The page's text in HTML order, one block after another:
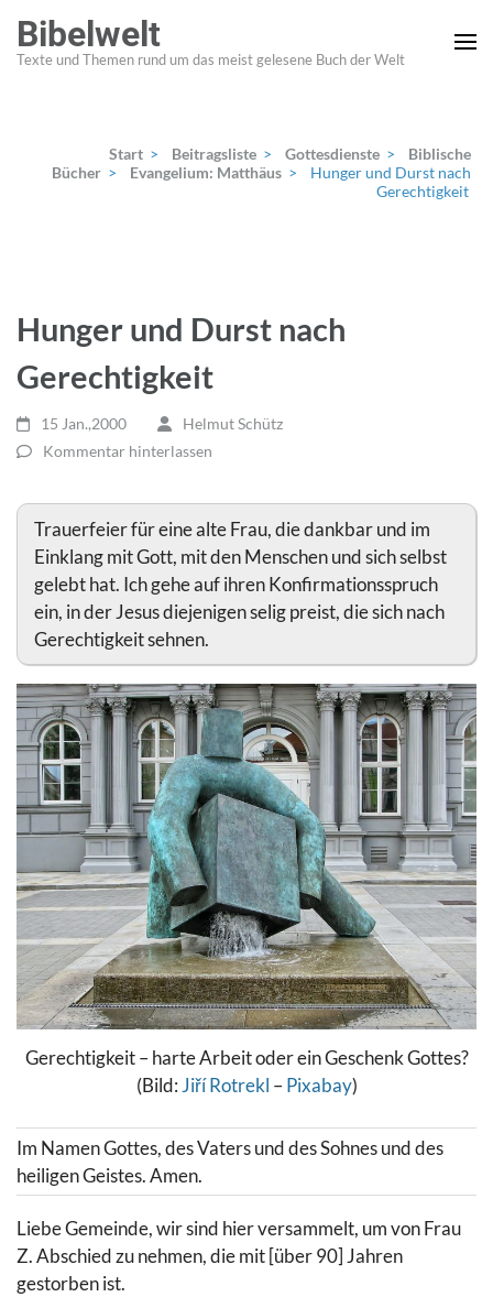
Inhalt
springen
Bibelwelt
Texte und Themen rund um das meist gelesene Buch der Welt
Start > Beitragsliste > Gottesdienste >
Biblische
Bücher > Evangelium: Matthäus >
Hunger und Durst nach
Gerechtigkeit
Hunger und Durst nach
Gerechtigkeit
15 Jan.,2000
Helmut Schütz
Kommentar hinterlassen
Trauerfeier für eine alte Frau, die dankbar und im
Einklang mit Gott, mit den Menschen und sich selbst
gelebt hat. Ich gehe auf ihren Konfirmationsspruch
ein, in der Jesus diejenigen selig preist, die sich nach
Gerechtigkeit sehnen.
Gerechtigkeit – harte Arbeit oder ein Geschenk Gottes?
(Bild:Jiří Rotrekl –Pixabay)
Im Namen Gottes, des Vaters und des Sohnes und des
heiligen Geistes. Amen.
Liebe Gemeinde, wir sind hier versammelt, um von Frau
Z. Abschied zu nehmen, die mit [über 90] Jahren
gestorben ist.